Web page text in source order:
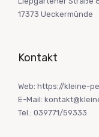
17373 Ueckermünde
Kontakt
Web: https://kleine-
E-Mail:
Tel.: 039771/59333